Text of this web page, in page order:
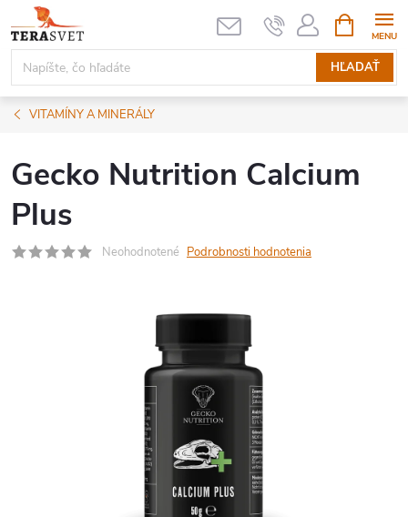
na
obsah
HĽADAŤ
KOŠÍK
VITAMÍNY A MINERÁLY
Gecko Nutrition Calcium
Plus
Neohodnotené Podrobnosti hodnotenia